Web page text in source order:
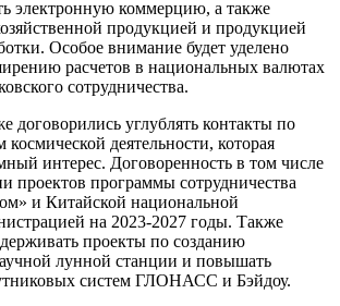
электронную коммерцию, а также
продукцией и продукцией
Особое внимание будет уделено
расчетов в национальных валютах
сотрудничества.
договорились углублять контакты по
деятельности, которая
интерес. Договоренность в том числе
проектов программы сотрудничества
и Китайской национальной
на 2023-2027 годы. Также
проекты по созданию
лунной станции и повышать
систем ГЛОНАСС и Бэйдоу.